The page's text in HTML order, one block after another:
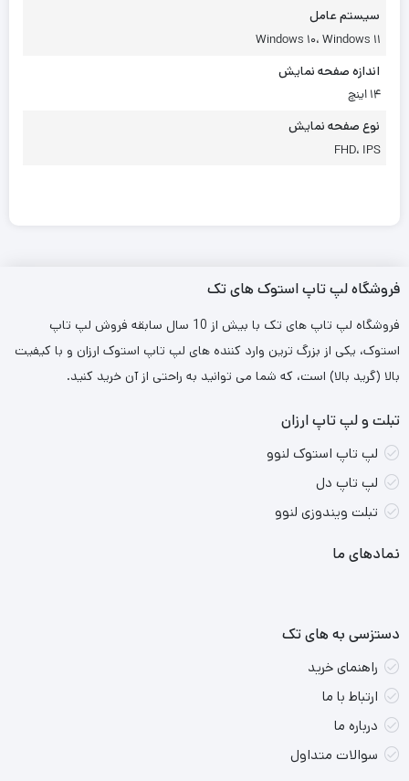
سیستم عامل
Windows 10، Windows 11
اندازه صفحه نمایش
14 اینچ
نوع صفحه نمایش
FHD، IPS
فروشگاه لپ تاپ استوک های تک
فروشگاه لپ تاپ های تک با بیش از 10 سال سابقه فروش لپ تاپ
استوک، یکی از بزرگ ترین وارد کننده های لپ تاپ استوک ارزان و با کیفیت
بالا (گرید بالا) است، که شما می توانید به راحتی از آن خرید کنید.
تبلت و لپ تاپ ارزان
لپ تاپ استوک لنوو
لپ تاپ دل
تبلت ویندوزی لنوو
نمادهای ما
دستزسی به های تک
راهنمای خرید
ارتباط با ما
درباره ما
سوالات متداول